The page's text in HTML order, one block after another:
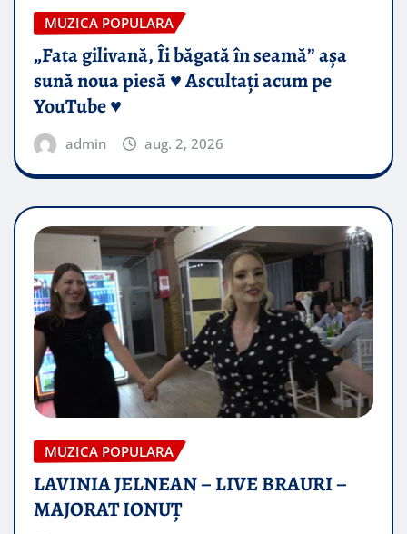
MUZICA POPULARA
„Fata gilivană, Îi băgată în seamă” așa
sună noua piesă ♥️ Ascultați acum pe
YouTube ♥️
admin aug. 2, 2026
MUZICA POPULARA
LAVINIA JELNEAN – LIVE BRAURI –
MAJORAT IONUŢ